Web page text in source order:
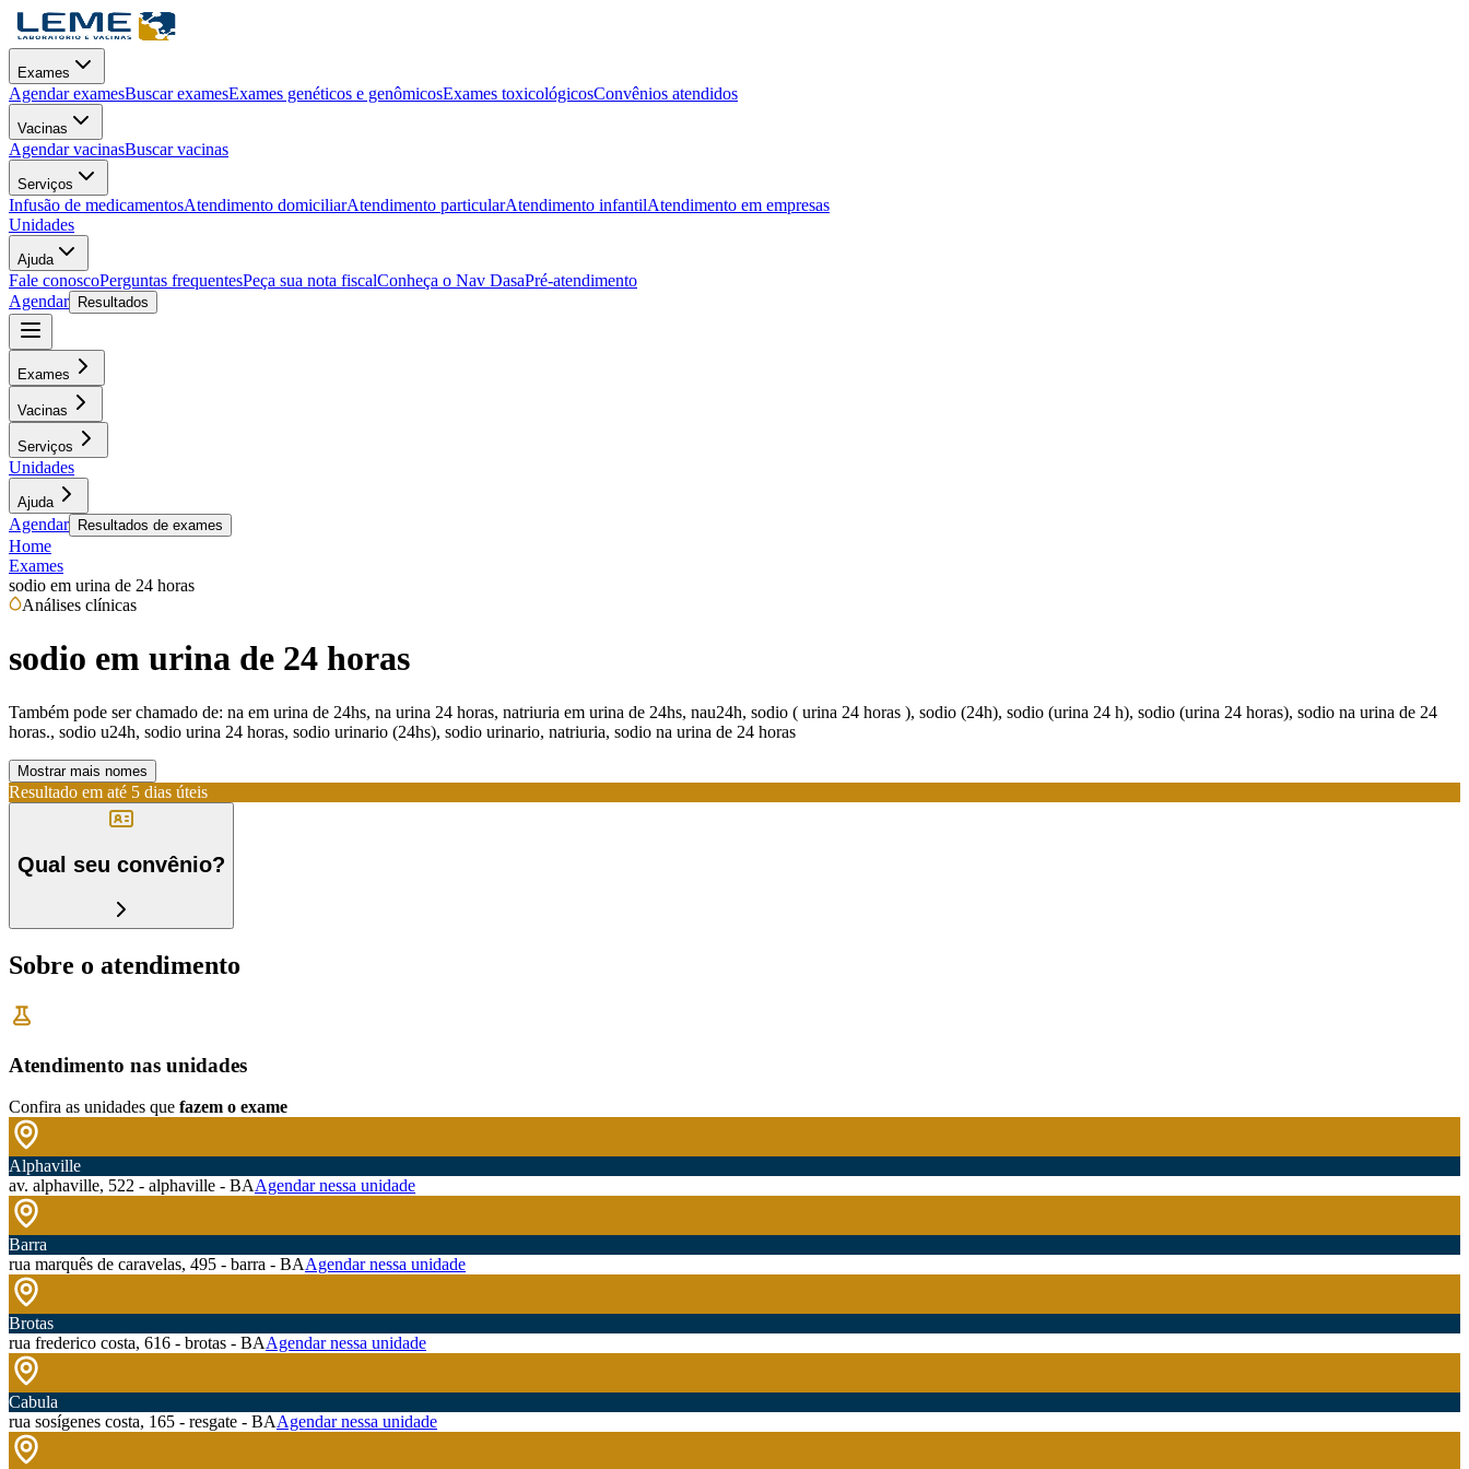
Exames
Agendar examesBuscar examesExames genéticos e genômicosExames toxicológicosConvênios atendidos
Vacinas
Agendar vacinasBuscar vacinas
Serviços
Infusão de medicamentosAtendimento domiciliarAtendimento particularAtendimento infantilAtendimento em empresas
Unidades
Ajuda
Fale conoscoPerguntas frequentesPeça sua nota fiscalConheça o Nav DasaPré-atendimento
Agendar
Resultados
Exames
Vacinas
Serviços
Unidades
Ajuda
Agendar Resultados de exames
Home
Exames
sodio em urina de 24 horas
Análises clínicas
sodio em urina de 24 horas
Também pode ser chamado de: na em urina de 24hs, na urina 24 horas, natriuria em urina de 24hs, nau24h, sodio ( urina 24 horas ), sodio (24h), sodio (urina 24 h), sodio (urina 24 horas), sodio na urina de 24
horas., sodio u24h, sodio urina 24 horas, sodio urinario (24hs), sodio urinario, natriuria, sodio na urina de 24 horas
Mostrar mais nomes
Resultado em até 5 dias úteis
Qual seu convênio?
Sobre o atendimento
Atendimento nas unidades
Confira as unidades que fazem o exame
Alphaville
av. alphaville, 522 - alphaville - BAAgendar nessa unidade
Barra
rua marquês de caravelas, 495 - barra - BAAgendar nessa unidade
Brotas
rua frederico costa, 616 - brotas - BAAgendar nessa unidade
Cabula
rua sosígenes costa, 165 - resgate - BAAgendar nessa unidade